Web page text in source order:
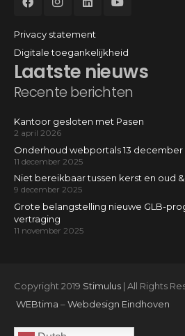
Laatste nieuws
Recente berichten
Kantoor gesloten met Pasen
2 april 2026
Onderhoud webportals 13 december
11 december 2025
Niet bereikbaar tussen kerst en oud
9 december 2025
Grote belangstelling nieuwe GLB-
vertraging
11 november 2025
Privacy statement
Digitale toegankelijkheid
Copyright 2019 Stimulus| All Rights
WEBtima –Webdesign Eindhoven